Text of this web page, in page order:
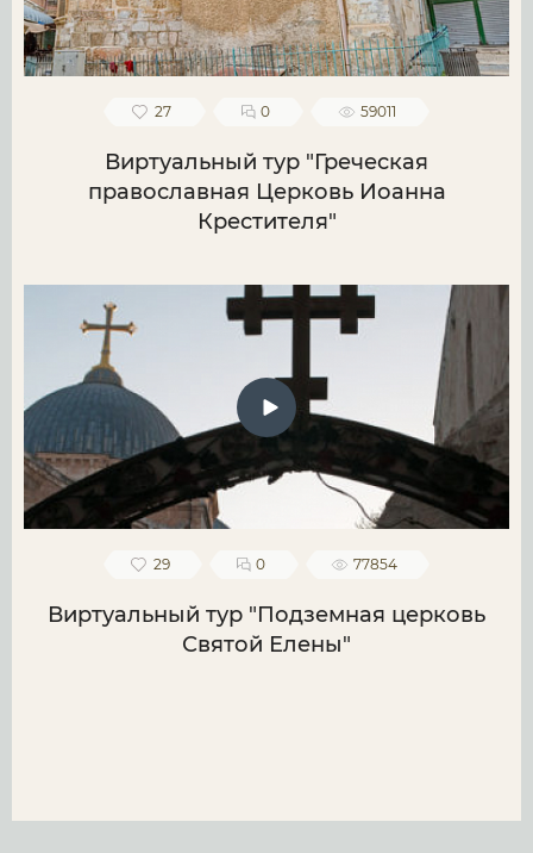
27 0 59011
Виртуальный тур "Греческая
православная Церковь Иоанна
Крестителя"
29 0 77854
Виртуальный тур "Подземная церковь
Святой Елены"